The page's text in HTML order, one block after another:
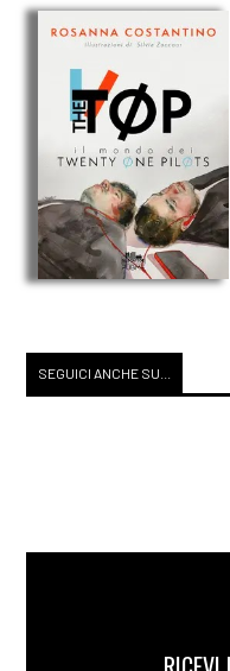
SEGUICI ANCHE SU...